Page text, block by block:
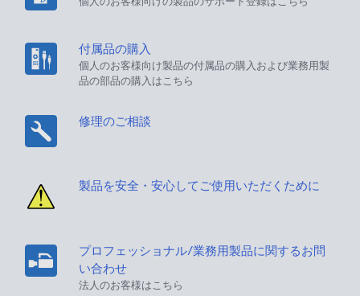
付属品の購入
個人のお客様向け製品の付属品の購入および業務用製
品の部品の購入はこちら
修理のご相談
製品を安全・安心してご使用いただくために
プロフェッショナル/業務用製品に関するお問
い合わせ
法人のお客様はこちら